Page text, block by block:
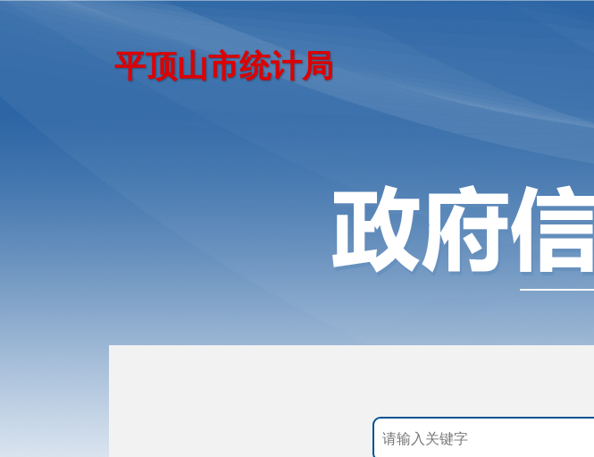
平顶山市统计局